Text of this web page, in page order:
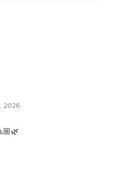
2026